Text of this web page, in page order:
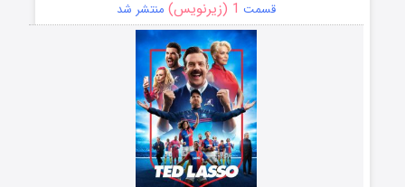
قسمت 1 (زیرنویس) منتشر شد